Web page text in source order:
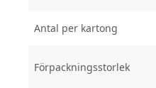
Antal per kartong
Förpackningsstorlek